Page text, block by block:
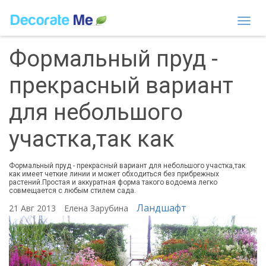
Формальный пруд -
прекрасный вариант
для небольшого
участка,так как
Формальный пруд - прекрасный вариант для небольшого участка,так
как имеет четкие линии и может обходиться без прибрежных
растений.Простая и аккуратная форма такого водоема легко
совмещается с любым стилем сада.
21 Авг 2013 Елена Зарубина Ландшафт